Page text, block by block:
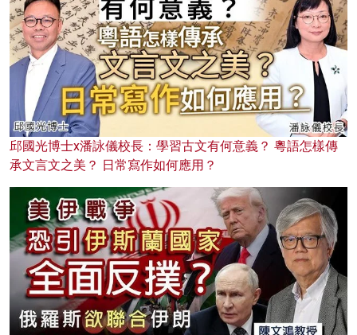
邱國光博士x潘詠儀校長：學習古文有何意義？ 粵語怎樣傳
承文言文之美？ 日常寫作如何應用？